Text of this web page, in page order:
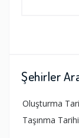
Şehirler
Oluşturma
Taşınma Tarihi